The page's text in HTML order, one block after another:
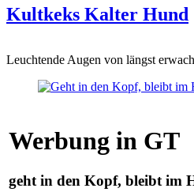
Kultkeks Kalter Hund
Leuchtende Augen von längst
Werbung in GT
geht in den Kopf, bleibt im